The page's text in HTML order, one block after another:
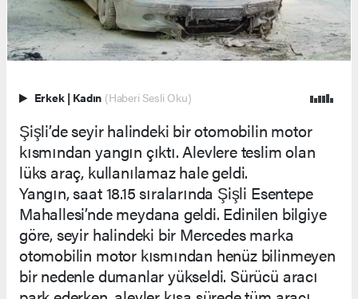
Erkek | Kadın (Haberi Sesli Oku)
Şişli’de seyir halindeki bir otomobilin motor
kısmından yangın çıktı. Alevlere teslim olan
lüks araç, kullanılamaz hale geldi.
Yangın, saat 18.15 sıralarında Şişli Esentepe
Mahallesi’nde meydana geldi. Edinilen bilgiye
göre, seyir halindeki bir Mercedes marka
otomobilin motor kısmından henüz bilinmeyen
bir nedenle dumanlar yükseldi. Sürücü aracı